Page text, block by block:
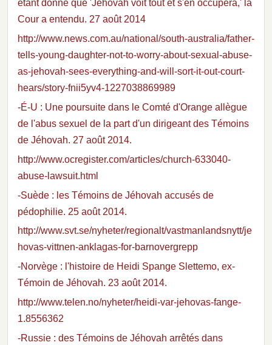
étant donné que 'Jéhovah voit tout et s'en occupera,' la
Cour a entendu. 27 août 2014
http://www.news.com.au/national/south-australia/father-
tells-young-daughter-not-to-worry-about-sexual-abuse-
as-jehovah-sees-everything-and-will-sort-it-out-court-
hears/story-fnii5yv4-1227038869989
-É-U : Une poursuite dans le Comté d'Orange allègue
de l'abus sexuel de la part d'un dirigeant des Témoins
de Jéhovah. 27 août 2014.
http://www.ocregister.com/articles/church-633040-
abuse-lawsuit.html
-Suède : les Témoins de Jéhovah accusés de
pédophilie. 25 août 2014.
http://www.svt.se/nyheter/regionalt/vastmanlandsnytt/je
hovas-vittnen-anklagas-for-barnovergrepp
-Norvège : l'histoire de Heidi Spange Slettemo, ex-
Témoin de Jéhovah. 23 août 2014.
http://www.telen.no/nyheter/heidi-var-jehovas-fange-
1.8556362
-Russie : des Témoins de Jéhovah arrêtés dans